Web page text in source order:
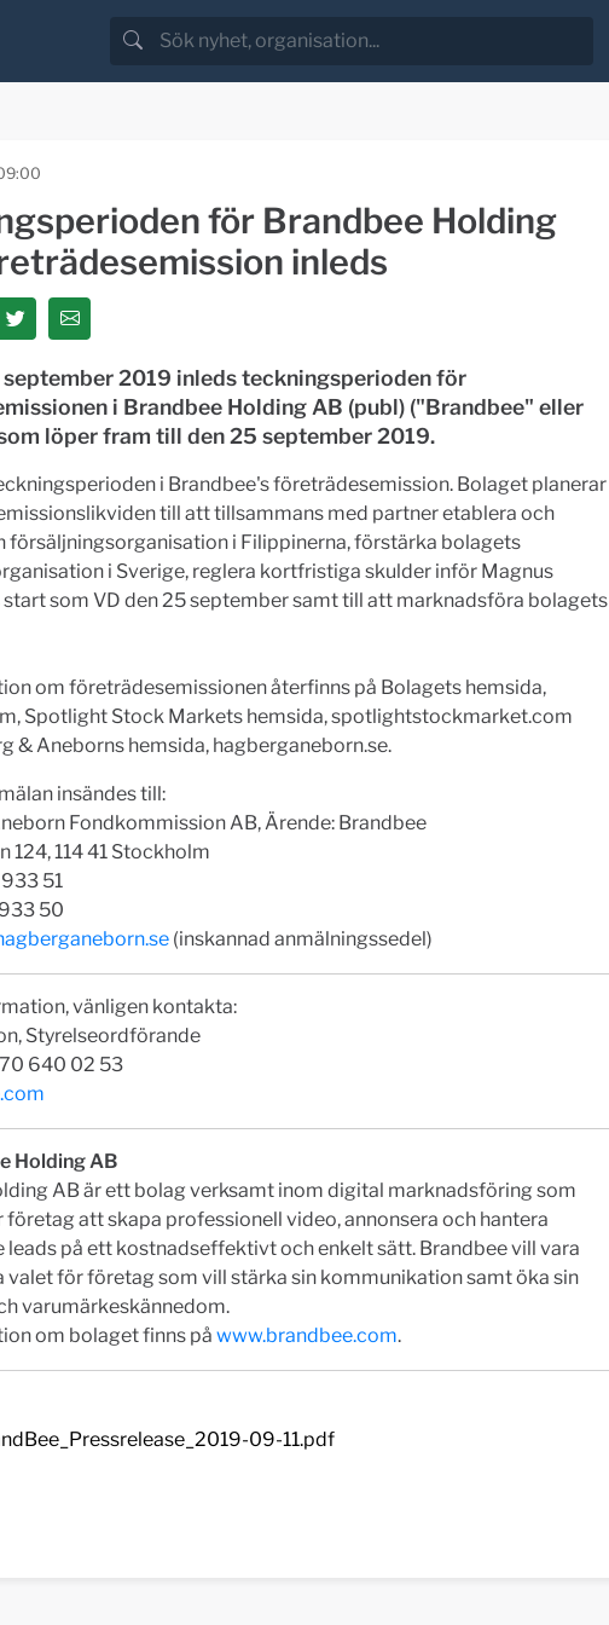
för Brandbee Holding
inleds
september 2019 inleds teckningsperioden för
i Brandbee Holding AB (publ) ("Brandbee" eller
löper fram till den 25 september 2019.
i Brandbee's företrädesemission. Bolaget planerar
till att tillsammans med partner etablera och
försäljningsorganisation i Filippinerna, förstärka bolagets
i Sverige, reglera kortfristiga skulder inför Magnus
start som VD den 25 september samt till att marknadsföra bolagets
om företrädesemissionen återfinns på Bolagets hemsida,
Spotlight Stock Markets hemsida, spotlightstockmarket.com
& Aneborns hemsida, hagberganeborn.se.
insändes till:
Fondkommission AB, Ärende: Brandbee
124, 114 41 Stockholm
51
50
(inskannad anmälningssedel)
vänligen kontakta:
Styrelseordförande
640 02 53
Holding AB
AB är ett bolag verksamt inom digital marknadsföring som
att skapa professionell video, annonsera och hantera
leads på ett kostnadseffektivt och enkelt sätt. Brandbee vill vara
valet för företag som vill stärka sin kommunikation samt öka sin
varumärkeskännedom.
om bolaget finns på www.brandbee.com.
09-11.pdf